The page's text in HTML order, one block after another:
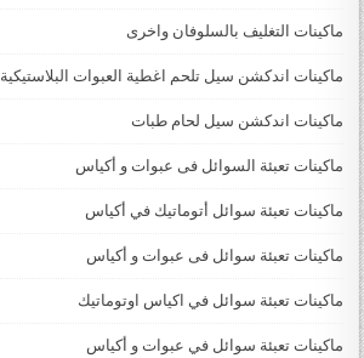
ماكينات التغليف بالسلوفان واخرى
ماكينات اندكشن سيل تلحم اغطية العبوات البلاستيكية
ماكينات اندكشن سيل لحام طبات
ماكينات تعبئة السوائل فى عبوات و أكياس
ماكينات تعبئة سوائل أتوماتيك في أكياس
ماكينات تعبئة سوائل فى عبوات و أكياس
ماكينات تعبئة سوائل في اكياس اوتوماتيك
ماكينات تعبئة سوائل في عبوات و أكياس